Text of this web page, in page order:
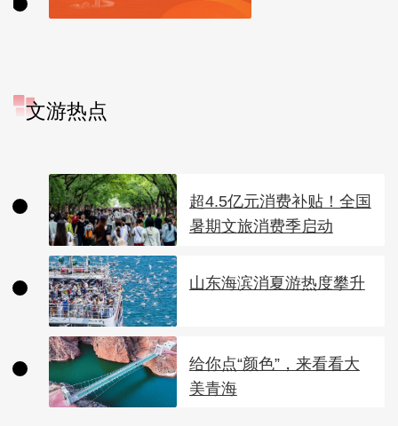
文游热点
超4.5亿元消费补贴！全国
暑期文旅消费季启动
山东海滨消夏游热度攀升
给你点“颜色”，来看看大
美青海